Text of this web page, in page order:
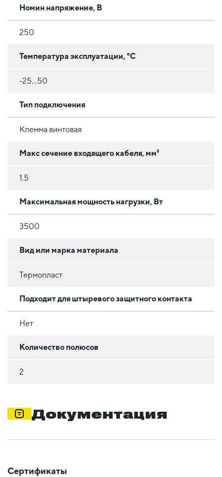
Номин напряжение, В
250
Температура эксплуатации, °C
-25...50
Тип подключения
Клемма винтовая
Макс сечение входящего кабеля, мм²
1.5
Максимальная мощность нагрузки, Вт
3500
Вид или марка материала
Термопласт
Подходит для штыревого защитного контакта
Нет
Количество полюсов
2
Документация
Сертификаты